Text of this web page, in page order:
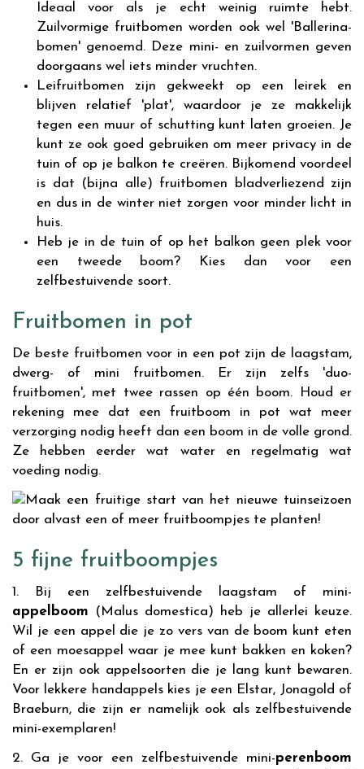
Ideaal voor als je echt weinig ruimte hebt.
Zuilvormige fruitbomen worden ook wel 'Ballerina-
bomen' genoemd. Deze mini- en zuilvormen geven
doorgaans wel iets minder vruchten.
Leifruitbomen zijn gekweekt op een leirek en
blijven relatief 'plat', waardoor je ze makkelijk
tegen een muur of schutting kunt laten groeien. Je
kunt ze ook goed gebruiken om meer privacy in de
tuin of op je balkon te creëren. Bijkomend voordeel
is dat (bijna alle) fruitbomen bladverliezend zijn
en dus in de winter niet zorgen voor minder licht in
huis.
Heb je in de tuin of op het balkon geen plek voor
een tweede boom? Kies dan voor een
zelfbestuivende soort.
Fruitbomen in pot
De beste fruitbomen voor in een pot zijn de laagstam,
dwerg- of mini fruitbomen. Er zijn zelfs 'duo-
fruitbomen', met twee rassen op één boom. Houd er
rekening mee dat een fruitboom in pot wat meer
verzorging nodig heeft dan een boom in de volle grond.
Ze hebben eerder wat water en regelmatig wat
voeding nodig.
5 fijne fruitboompjes
1. Bij een zelfbestuivende laagstam of mini-
appelboom (Malus domestica) heb je allerlei keuze.
Wil je een appel die je zo vers van de boom kunt eten
of een moesappel waar je mee kunt bakken en koken?
En er zijn ook appelsoorten die je lang kunt bewaren.
Voor lekkere handappels kies je een Elstar, Jonagold of
Braeburn, die zijn er namelijk ook als zelfbestuivende
mini-exemplaren!
2. Ga je voor een zelfbestuivende mini-perenboom